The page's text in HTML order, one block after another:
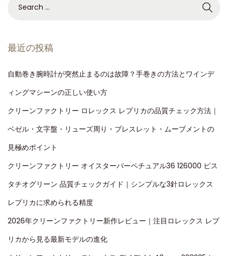
最近の投稿
自動巻き腕時計が突然止まるのは故障？手巻きの方法とワインデ
ィングマシーンの正しい使い方
クリーンファクトリー ロレックス レプリカの品質チェック方法｜
ベゼル・文字盤・リューズ周り・ブレスレット・ムーブメントの
見極めポイント
クリーンファクトリー オイスターパーペチュアル36 126000 ピス
タチオグリーン 品質チェックガイド｜シンプルな3針ロレックス
レプリカに求められる精度
2026年クリーンファクトリー新作レビュー｜注目ロレックス レプ
リカから見る最新モデルの進化